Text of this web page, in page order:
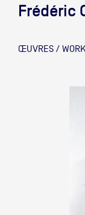
Frédéric
ŒUVRES /